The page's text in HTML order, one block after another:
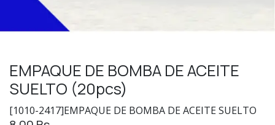
EMPAQUE DE BOMBA DE ACEITE
SUELTO (20pcs)
[1010-2417]EMPAQUE DE BOMBA DE ACEITE SUELTO